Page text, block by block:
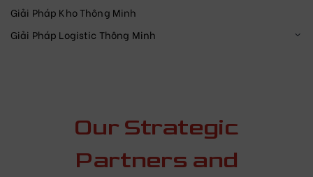
Giải Pháp Kho Thông Minh
Giải Pháp Logistic Thông Minh
Our Strategic
Partners and